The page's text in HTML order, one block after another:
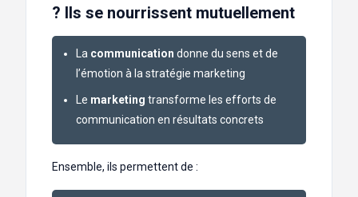
? Ils se nourrissent mutuellement
La communication donne du sens et de
l’émotion à la stratégie marketing
Le marketing transforme les efforts de
communication en résultats concrets
Ensemble, ils permettent de :